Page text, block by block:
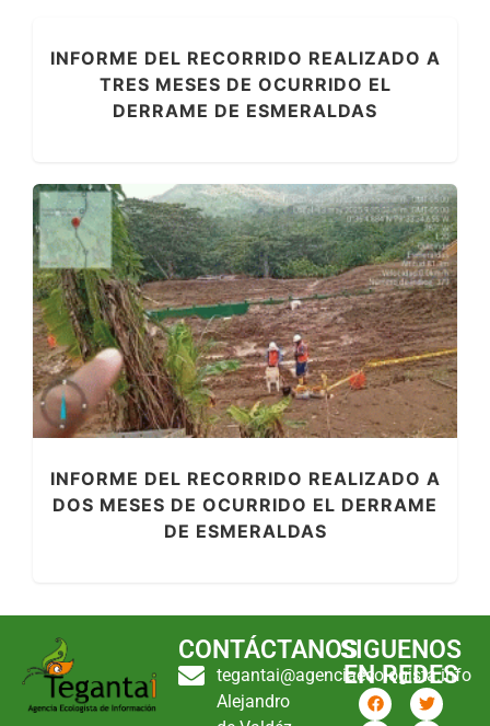
INFORME DEL RECORRIDO REALIZADO A
TRES MESES DE OCURRIDO EL
DERRAME DE ESMERALDAS
INFORME DEL RECORRIDO REALIZADO A
DOS MESES DE OCURRIDO EL DERRAME
DE ESMERALDAS
CONTÁCTANOS
tegantai@agenciaecologista.info
Alejandro
SIGUENOS
EN REDES